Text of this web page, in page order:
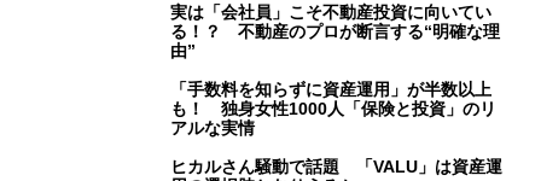
実は「会社員」こそ不動産投資に向いてい
る！？ 不動産のプロが断言する“明確な理
由”
「手数料を知らずに資産運用」が半数以上
も！ 独身女性1000人「保険と投資」のリ
アルな実情
ヒカルさん騒動で話題 「VALU」は資産運